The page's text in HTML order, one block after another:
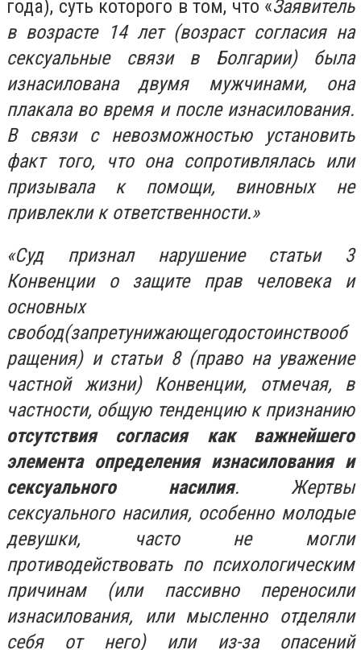
года), суть которого в том, что «Заявитель
в возрасте 14 лет (возраст согласия на
сексуальные связи в Болгарии) была
изнасилована двумя мужчинами, она
плакала во время и после изнасилования.
В связи с невозможностью установить
факт того, что она сопротивлялась или
призывала к помощи, виновных не
привлекли к ответственности.»
«Суд признал нарушение статьи 3
Конвенции о защите прав человека и
основных
свобод(запретунижающегодостоинствооб
ращения) и статьи 8 (право на уважение
частной жизни) Конвенции, отмечая, в
частности, общую тенденцию к признанию
отсутствия согласия как важнейшего
элемента определения изнасилования и
сексуального насилия. Жертвы
сексуального насилия, особенно молодые
девушки, часто не могли
противодействовать по психологическим
причинам (или пассивно переносили
изнасилования, или мысленно отделяли
себя от него) или из-за опасений